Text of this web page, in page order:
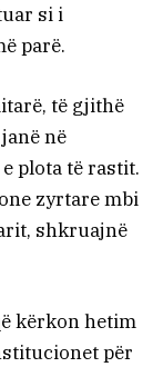
si i
parë.
të gjithë
në
plota të rastit.
zyrtare mbi
shkruajnë
kërkon hetim
për